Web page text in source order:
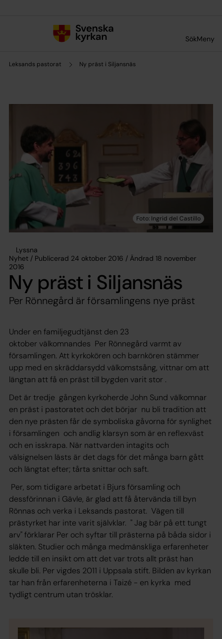
SökMeny
Leksands pastorat Ny präst i Siljansnäs
Lyssna
Nyhet / Publicerad 24 oktober 2016 / Ändrad 18 november
2016
Ny präst i Siljansnäs
Per Rönnegård är församlingens nye präst
Under en familjegudtjänst den 23
oktober välkomnandes Per Rönnegård varmt av
församlingen. Att kyrkokören och barnkören stämmer
upp med en skräddarsydd välkomstsång, vittnar om att
längtan att få en präst till bygden varit stor .
Det är tredje gången kyrkoherde John Sund välkomnar
en präst i pastoratet och det börjar nu bli tradition att
den nye prästen får de symboliska gåvorna för synlighet
i församlingen och andlig klarsyn som är en reflexväst
och en isskrapa. När nattvarden intagits och
välsignelsen lästs är det dags för det många barn gått
och längtat efter; tårta snittar och saft.
Per, som tidigare arbetat i Bjurs församling och
dessförinnan i Gävle, är glad att få återvända till byn
Rönnas och verka i Leksands pastorat. Vägen till
prästyrket har inte varit självklar. " Jag bär på ett tungt
arv" förklarar Per och syftar till prästerna på båda sidor i
släkten. Studier och många medmänskliga erfarenheter
ledde till en insikt om att det var trots allt präst han
skulle bli. Per vigdes 2011 i Uppsala stift. Bilden av kyrkan
tar han från erfarenheterna i Taizé - en kyrka med
tydligt centrum utan trösklar.